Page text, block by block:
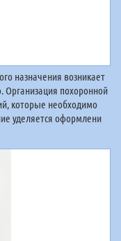
назначения возникает
Организация похоронной
которые необходимо
уделяется оформлени